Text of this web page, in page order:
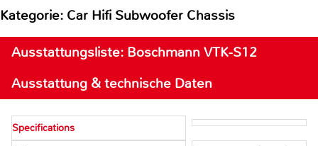
Kategorie: Car Hifi Subwoofer Chassis
Ausstattungsliste: Boschmann VTK-S12
Ausstattung & technische Daten
Specifications